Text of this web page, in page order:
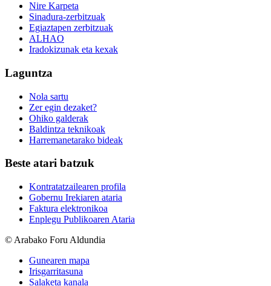
Nire Karpeta
Sinadura-zerbitzuak
Egiaztapen zerbitzuak
ALHAO
Iradokizunak eta kexak
Laguntza
Nola sartu
Zer egin dezaket?
Ohiko galderak
Baldintza teknikoak
Harremanetarako bideak
Beste atari batzuk
Kontratatzailearen profila
Gobernu Irekiaren ataria
Faktura elektronikoa
Enplegu Publikoaren Ataria
© Arabako Foru Aldundia
Gunearen mapa
Irisgarritasuna
Salaketa kanala